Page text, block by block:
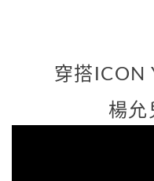
穿搭 ICON
楊允